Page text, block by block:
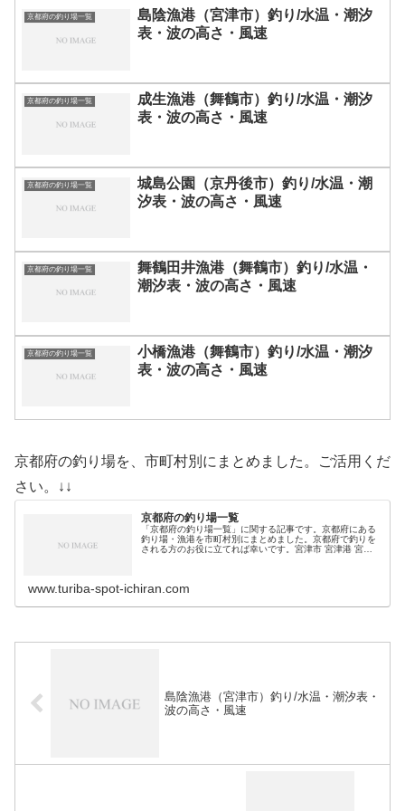
京都府の釣り場一覧
島陰漁港（宮津市）釣り/水温・潮汐
表・波の高さ・風速
京都府の釣り場一覧
成生漁港（舞鶴市）釣り/水温・潮汐
表・波の高さ・風速
京都府の釣り場一覧
城島公園（京丹後市）釣り/水温・潮
汐表・波の高さ・風速
京都府の釣り場一覧
舞鶴田井漁港（舞鶴市）釣り/水温・
潮汐表・波の高さ・風速
京都府の釣り場一覧
小橋漁港（舞鶴市）釣り/水温・潮汐
表・波の高さ・風速
京都府の釣り場を、市町村別にまとめました。ご活用くだ
さい。↓↓
京都府の釣り場一覧
「京都府の釣り場一覧」に関する記事です。京都府にある
釣り場・漁港を市町村別にまとめました。京都府で釣りを
される方のお役に立てれば幸いです。宮津市 宮津港 宮津
www.turiba-spot-ichiran.com
島陰漁港（宮津市）釣り/水温・潮汐表・
波の高さ・風速